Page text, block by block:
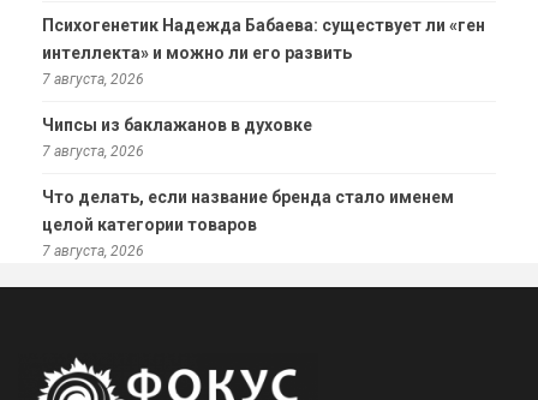
Психогенетик Надежда Бабаева: существует ли «ген
интеллекта» и можно ли его развить
7 августа, 2026
Чипсы из баклажанов в духовке
7 августа, 2026
Что делать, если название бренда стало именем
целой категории товаров
7 августа, 2026